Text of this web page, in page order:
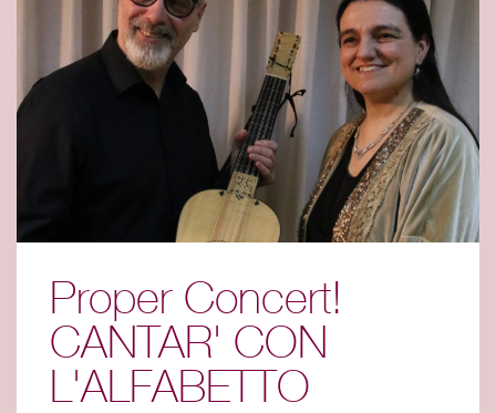
Proper Concert!
CANTAR' CON
L'ALFABETTO